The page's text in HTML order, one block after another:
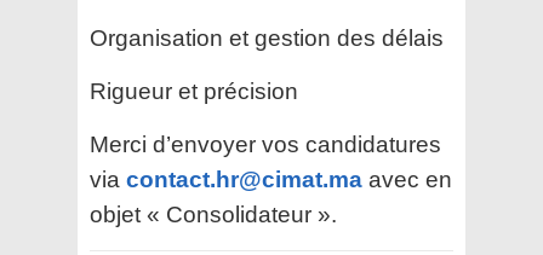
Organisation et gestion des délais
Rigueur et précision
Merci d’envoyer vos candidatures
via contact.hr@cimat.ma avec en
objet « Consolidateur ».